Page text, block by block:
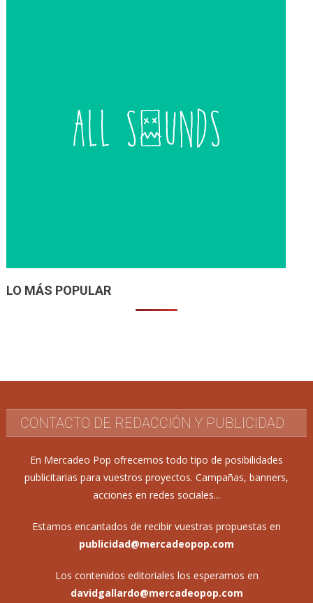
LO MÁS POPULAR
CONTACTO DE REDACCIÓN Y PUBLICIDAD
En Mercadeo Pop ofrecemos todo tipo de posibilidades
publicitarias para vuestros proyectos. Campañas, banners,
acciones en redes sociales...
Estamos encantados de recibir vuestras propuestas en
publicidad@mercadeopop.com
Los contenidos editoriales los esperamos en
davidgallardo@mercadeopop.com